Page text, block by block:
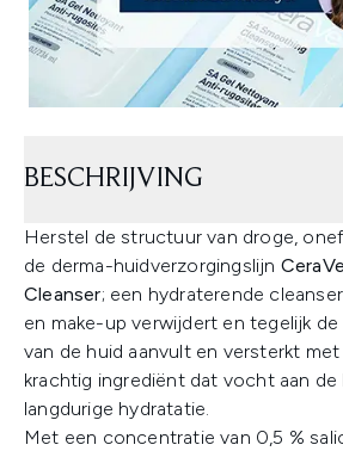
BESCHRIJVING
Herstel de structuur van droge,
de derma-huidverzorgingslijn
Cleanser; een hydraterende
en make-up verwijdert en tegelijk de
van de huid aanvult en versterkt
krachtig ingrediënt dat vocht aan
langdurige hydratatie.
Met een concentratie van 0,5 %